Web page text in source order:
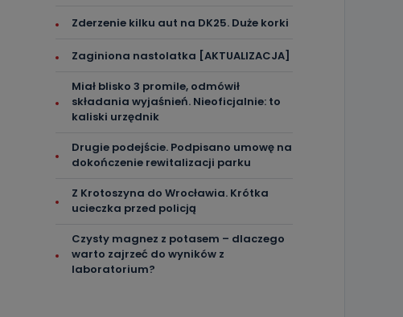
Zderzenie kilku aut na DK25. Duże korki
Zaginiona nastolatka [AKTUALIZACJA]
Miał blisko 3 promile, odmówił
składania wyjaśnień. Nieoficjalnie: to
kaliski urzędnik
Drugie podejście. Podpisano umowę na
dokończenie rewitalizacji parku
Z Krotoszyna do Wrocławia. Krótka
ucieczka przed policją
Czysty magnez z potasem – dlaczego
warto zajrzeć do wyników z
laboratorium?